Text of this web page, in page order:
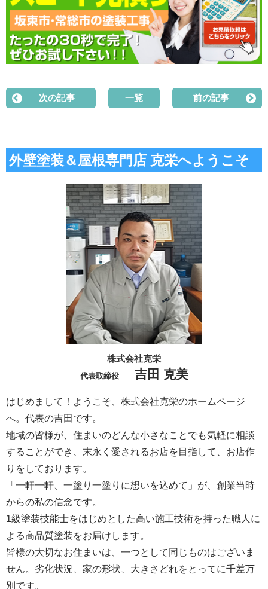
次の記事 一覧 前の記事
外壁塗装＆屋根専門店 克栄へようこそ
株式会社克栄
代表取締役 吉田 克美
はじめまして！ようこそ、株式会社克栄のホームページ
へ。代表の吉田です。
地域の皆様が、住まいのどんな小さなことでも気軽に相談
することができ、末永く愛されるお店を目指して、お店作
りをしております。
「一軒一軒、一塗り一塗りに想いを込めて」が、創業当時
からの私の信念です。
1級塗装技能士をはじめとした高い施工技術を持った職人に
よる高品質塗装をお届けします。
皆様の大切なお住まいは、一つとして同じものはございま
せん。劣化状況、家の形状、大きさどれをとってに千差万
別です。